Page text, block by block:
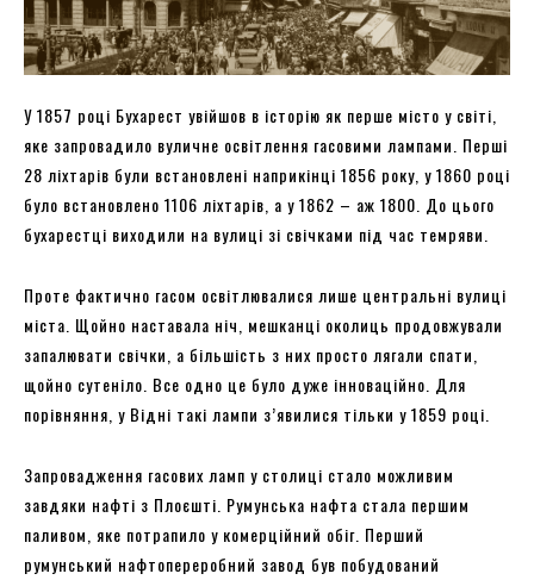
У 1857 році Бухарест увійшов в історію як перше місто у світі,
яке запровадило вуличне освітлення гасовими лампами. Перші
28 ліхтарів були встановлені наприкінці 1856 року, у 1860 році
було встановлено 1106 ліхтарів, а у 1862 – аж 1800. До цього
бухарестці виходили на вулиці зі свічками під час темряви.
Проте фактично гасом освітлювалися лише центральні вулиці
міста. Щойно наставала ніч, мешканці околиць продовжували
запалювати свічки, а більшість з них просто лягали спати,
щойно сутеніло. Все одно це було дуже інноваційно. Для
порівняння, у Відні такі лампи з’явилися тільки у 1859 році.
Запровадження гасових ламп у столиці стало можливим
завдяки нафті з Плоєшті. Румунська нафта стала першим
паливом, яке потрапило у комерційний обіг. Перший
румунський нафтопереробний завод був побудований